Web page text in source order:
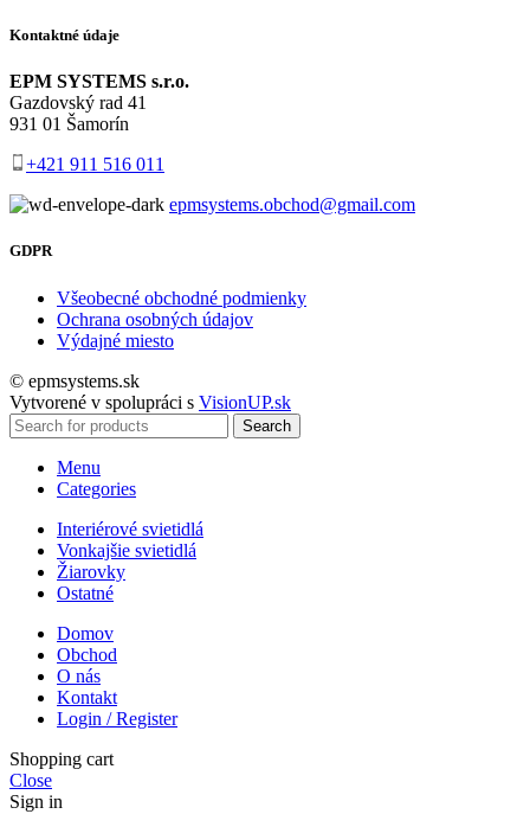
Kontaktné údaje
EPM SYSTEMS s.r.o.
Gazdovský rad 41
931 01 Šamorín
+421 911 516 011
epmsystems.obchod@gmail.com
GDPR
Všeobecné obchodné podmienky
Ochrana osobných údajov
Výdajné miesto
© epmsystems.sk
Vytvorené v spolupráci s VisionUP.sk
Search
Menu
Categories
Interiérové svietidlá
Vonkajšie svietidlá
Žiarovky
Ostatné
Domov
Obchod
O nás
Kontakt
Login / Register
Shopping cart
Close
Sign in